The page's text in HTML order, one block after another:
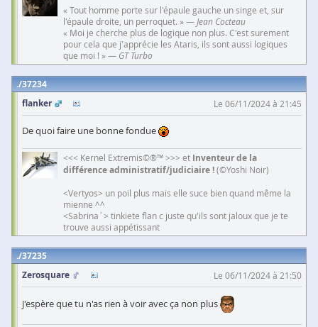
« Tout homme porte sur l'épaule gauche un singe et, sur
l'épaule droite, un perroquet. » — Jean Cocteau
« Moi je cherche plus de logique non plus. C'est surement
pour cela que j'apprécie les Ataris, ils sont aussi logiques
que moi ! » — GT Turbo
37234
flanker
Le 06/11/2024 à 21:45
De quoi faire une bonne fondue
<<< Kernel Extremis©®™ >>> et Inventeur de la
différence administratif/judiciaire !(©Yoshi Noir)
<Vertyos> un poil plus mais elle suce bien quand même la
mienne ^^
<Sabrina`> tinkiete flan c juste qu'ils sont jaloux que je te
trouve aussi appétissant
37235
Zerosquare
Le 06/11/2024 à 21:50
J'espère que tu n'as rien à voir avec ça non plus